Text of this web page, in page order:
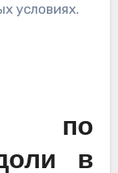
условиях.
по
в